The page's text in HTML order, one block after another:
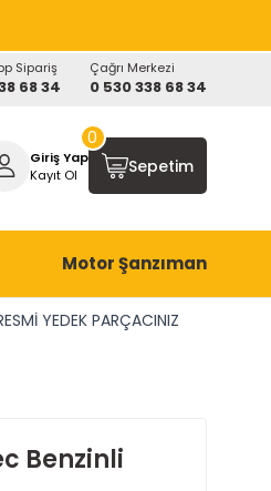
Sipariş
68 34
Çağrı Merkezi
0 530 338 68 34
Giriş Yap
Kayıt Ol
Sepetim
0
Motor Şanzıman
YEDEK PARÇACINIZ
Benzinli